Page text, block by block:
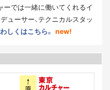
ーでは一緒に働いてくれるイ
ューサー、テクニカルスタッ
しくはこちら。 new!